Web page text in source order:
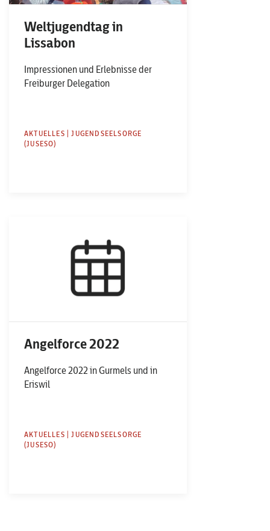
Weltjugendtag in
Lissabon
Impressionen und Erlebnisse der
Freiburger Delegation
AKTUELLES | JUGENDSEELSORGE
(JUSESO)
Angelforce 2022
Angelforce 2022 in Gurmels und in
Eriswil
AKTUELLES | JUGENDSEELSORGE
(JUSESO)